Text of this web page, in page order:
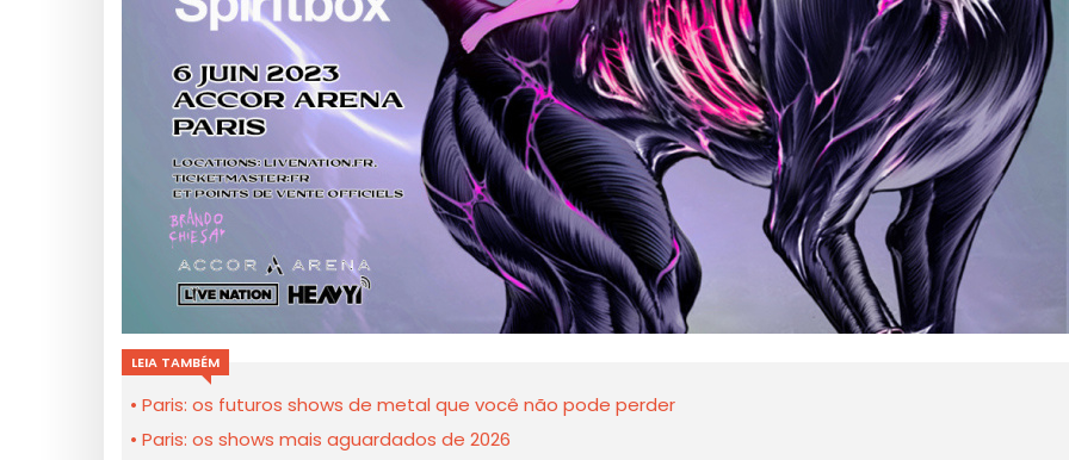
LEIA TAMBÉM
Paris: os futuros shows de metal que você não pode perder
Paris: os shows mais aguardados de 2026